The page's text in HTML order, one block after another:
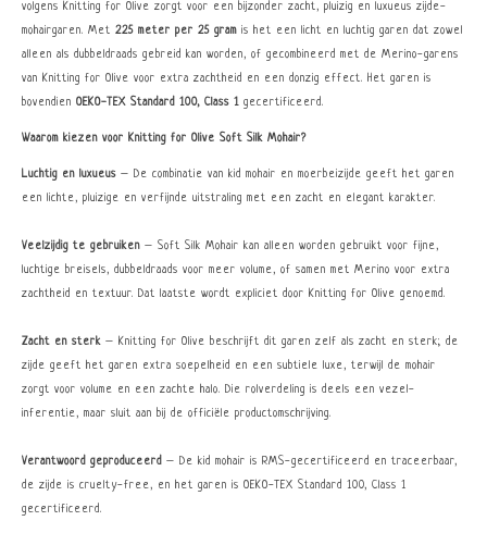
volgens Knitting for Olive zorgt voor een bijzonder zacht, pluizig en luxueus zijde-
mohairgaren. Met 225 meter per 25 gram is het een licht en luchtig garen dat zowel
alleen als dubbeldraads gebreid kan worden, of gecombineerd met de Merino-garens
van Knitting for Olive voor extra zachtheid en een donzig effect. Het garen is
bovendien OEKO-TEX Standard 100, Class 1 gecertificeerd.
Waarom kiezen voor Knitting for Olive Soft Silk Mohair?
Luchtig en luxueus – De combinatie van kid mohair en moerbeizijde geeft het garen
een lichte, pluizige en verfijnde uitstraling met een zacht en elegant karakter.
Veelzijdig te gebruiken – Soft Silk Mohair kan alleen worden gebruikt voor fijne,
luchtige breisels, dubbeldraads voor meer volume, of samen met Merino voor extra
zachtheid en textuur. Dat laatste wordt expliciet door Knitting for Olive genoemd.
Zacht en sterk – Knitting for Olive beschrijft dit garen zelf als zacht en sterk; de
zijde geeft het garen extra soepelheid en een subtiele luxe, terwijl de mohair
zorgt voor volume en een zachte halo. Die rolverdeling is deels een vezel-
inferentie, maar sluit aan bij de officiële productomschrijving.
Verantwoord geproduceerd – De kid mohair is RMS-gecertificeerd en traceerbaar,
de zijde is cruelty-free, en het garen is OEKO-TEX Standard 100, Class 1
gecertificeerd.